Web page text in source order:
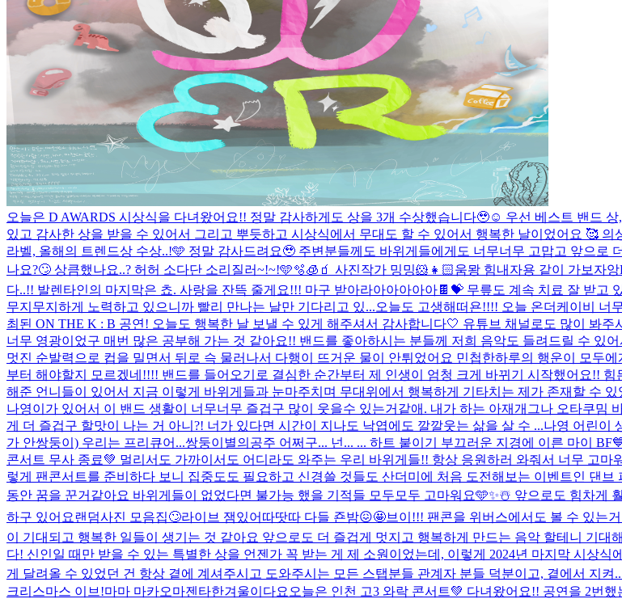
오늘은 D AWARDS 시상식을 다녀왔어요!! 정말 감사하게도 상을 3개 수상했습니다🥹☺️ 우선 베스트 밴드
있고 감사한 상을 받을 수 있어서 그리고 뿌듯하고 시상식에서 무대도 할 수 있어서 행복한 날이었어요 🥰
라벨, 올해의 트렌드상 수상..!🩵 정말 감사드려요🥹 주변분들께도 바위게들에게도 너무너무 고맙고 앞으로
나요?🙄 상큼했나요..? 허허 소다단 소리질러~!~!🩵🫧🧊🧃 사진작가 밍밍🐹👧🏻움뫙 힘내자용 같이 가보자앙
다..!! 발렌타인의 마지막은 쵸. 사랑을 잔뜩 줄게요!!! 마구 받아라아아아아아🍫💝 무릎도 계속 치료 잘 받
무지무지하게 노력하고 있으니까 빨리 만나는 날만 기다리고 있...오늘도 고생해떠욘!!!! 오늘 온더케이비 너
최된 ON THE K : B 공연! 오늘도 행복한 날 보낼 수 있게 해주셔서 감사합니다🤍 유튜브 채널로도 많이 봐
너무 영광이었구 매번 많은 공부해 가는 것 같아요!! 밴드를 좋아하시는 분들께 저희 음악도 들려드릴 수 있
멋진 순발력으로 컵을 밀면서 뒤로 슥 물러나서 다행이 뜨거운 물이 안튀었어요 민첩한하루의 행운이 모두에
부터 해야할지 모르겠네!!!! 밴드를 들어오기로 결심한 순간부터 제 인생이 엄청 크게 바뀌기 시작했어요!!
해준 언니들이 있어서 지금 이렇게 바위게들과 눈마주치며 무대위에서 행복하게 기타치는 제가 존재할 수 있
나영이가 있어서 이 밴드 생활이 너무너무 즐겁구 많이 웃을수 있는거같애. 내가 하는 아재개그나 오타쿠밈
게 더 즐겁구 할맛이 나는 거 아니?! 너가 있다면 시간이 지나도 낙엽에도 깔깔웃는 삶을 살 수 ...나영 어린이
가 안쌍둥이) 우리는 프리큐어...쌍둥이별의공주 어쩌구... 넌... ... 하트 붙이기 부끄러운 지경에 이른 마이
콘서트 무사 종료💚 멀리서도 가까이서도 어디라도 와주는 우리 바위게들!! 항상 응원하러 와줘서 너무 고
렇게 팬콘서트를 준비하다 보니 집중도도 필요하고 신경쓸 것들도 산더미에 처음 도전해보는 이벤트인 댄브
동안 꿈을 꾼거같아요 바위게들이 없었다면 불가능 했을 기적들 모두모두 고마워요🩵✨☃️ 앞으로도 힘차게
하구 있어요랜덤사진 모음집🙄라이브 잼있어따땃따 다들 죤밤😖🤩브이!!! 팬콘을 위버스에서도 볼 수 있는
이 기대되고 행복한 일들이 생기는 것 같아요 앞으로도 더 즐겁게 멋지고 행복하게 만드는 음악 할테니 기대
다! 신인일 때만 받을 수 있는 특별한 상을 언젠가 꼭 받는 게 제 소원이었는데, 이렇게 2024년 마지막 시상
게 달려올 수 있었던 건 항상 곁에 계셔주시고 도와주시는 모든 스탭분들 관계자 분들 덕분이고, 곁에서 지켜
크리스마스 이브!마마 마카오마젠타한겨울이다요 오늘은 인천 고3 와락 콘서트💚 다녀왔어요!! 공연을 2번